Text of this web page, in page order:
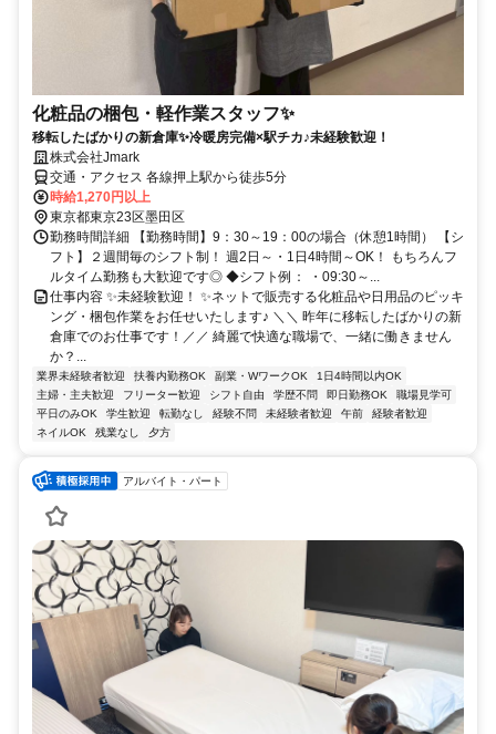
化粧品の梱包・軽作業スタッフ✨
移転したばかりの新倉庫✨冷暖房完備×駅チカ♪未経験歓迎！
株式会社Jmark
交通・アクセス 各線押上駅から徒歩5分
時給1,270円以上
東京都東京23区墨田区
勤務時間詳細 【勤務時間】9：30～19：00の場合（休憩1時間） 【シ
フト】２週間毎のシフト制！ 週2日～・1日4時間～OK！ もちろんフ
ルタイム勤務も大歓迎です◎ ◆シフト例： ・09:30～...
仕事内容 ✨未経験歓迎！ ✨ネットで販売する化粧品や日用品のピッキ
ング・梱包作業をお任せいたします♪ ＼＼ 昨年に移転したばかりの新
倉庫でのお仕事です！／／ 綺麗で快適な職場で、一緒に働きません
か？...
業界未経験者歓迎 扶養内勤務OK 副業・WワークOK
1日4時間以内OK
主婦・主夫歓迎
フリーター歓迎 シフト自由 学歴不問 即日勤務OK
職場見学可
平日のみOK
学生歓迎 転勤なし 経験不問 未経験者歓迎 午前
経験者歓迎
ネイルOK
残業なし 夕方
アルバイト・パート